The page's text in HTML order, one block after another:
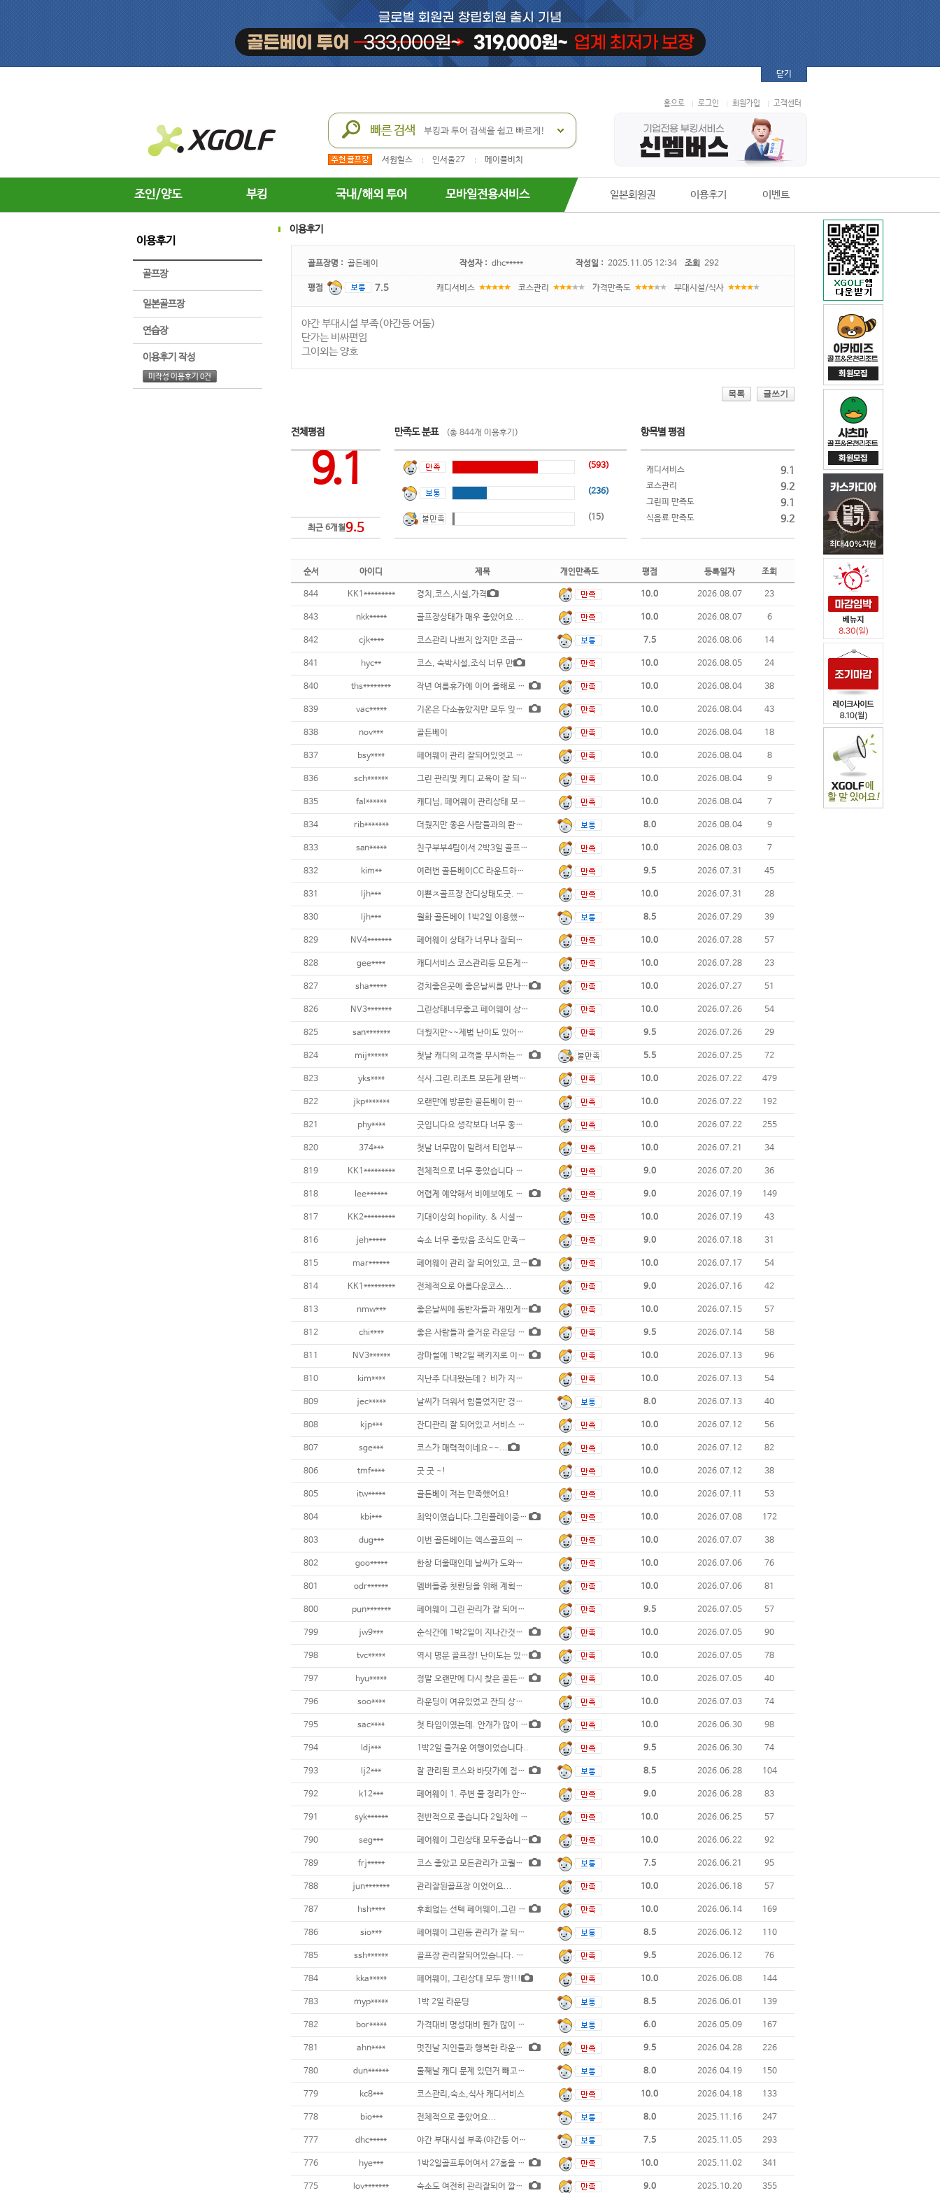
닫기
서원힐스 인서울27 메이플비치
홈으로 로그인 회원가입 고객센터
조인/양도 부킹 국내/해외 투어 모바일전용서비스 일본회원권 이용후기 이벤트
이용후기
골프장
일본골프장
연습장
이용후기 작성
미작성 이용후기 0건
이용후기
골프장명 : 골든베이 작성자 : dhc***** 작성일 : 2025.11.05 12:34 조회 292
평점 7.5 캐디서비스 코스관리 가격만족도 부대시설/식사
야간 부대시설 부족(야간등 어둠)
단가는 비싸편임
그이외는 양호
목록 글쓰기
전체평점
9.1
최근 6개월9.5
만족도 분표 (총 844개 이용후기)
(593)
(236)
(15)
항목별 평점
캐디서비스 9.1
코스관리 9.2
그린피 만족도 9.1
식음료 만족도 9.2
순서 아이디 제목 개인만족도 평점 등록일자 조회
844 KK1********* 경치,코스,시설,가격 10.0 2026.08.07 23
843 nkk***** 골프장상태가 매우 좋았어요 ... 10.0 2026.08.07 6
842 cjk**** 코스관리 나쁘지 않지만 조금좁은 느낌이 들 7.5 2026.08.06 14
841 hyc** 코스, 숙박시설,조식 너무 만 10.0 2026.08.05 24
840 ths******** 작년 여름휴가에 이어 올해로 2번째 방문했 10.0 2026.08.04 38
839 vac***** 기온은 다소높았지만 모두 잊을만큼 페어웨이와 10.0 2026.08.04 43
838 nov*** 골든베이 10.0 2026.08.04 18
837 bsy**** 페어웨이 관리 잘되어있엇고 밸리 마운틴코스 10.0 2026.08.04 8
836 sch****** 그린 관리및 케디 교육이 잘 되어있어서 10.0 2026.08.04 9
835 fal****** 캐디님, 페어웨이 관리상태 모두 대만 10.0 2026.08.04 7
834 rib******* 더웠지만 좋은 사람들과의 롼딩이었어요 8.0 2026.08.04 9
833 san***** 친구부부4팀이서 2박3일 골프여행은 좋 10.0 2026.08.03 7
832 kim** 여러번 골든베이CC 라운드하였지만 페어웨이& 9.5 2026.07.31 45
831 ljh*** 이쁜ㅈ골프장 잔디상태도굿. 그린에 디봇수리는 10.0 2026.07.31 28
830 ljh*** 월화 골든베이 1박2일 이용했어요. 덥고습했 8.5 2026.07.29 39
829 NV4******* 페어웨이 상태가 너무나 잘되있스니다 뷰도 정 10.0 2026.07.28 57
828 gee**** 캐디서비스 코스관리등 모든게 상위입니다. 10.0 2026.07.28 23
827 sha***** 경치좋은곳에 좋은날씨를 만나 내 점수 빼고 10.0 2026.07.27 51
826 NV3******* 그린상태너무좋고 페어웨이 상태좋고 캐디분 10.0 2026.07.26 54
825 san******* 더웠지만~~제법 난이도 있어서 동반자들 만족 9.5 2026.07.26 29
824 mij****** 첫날 캐디의 고객을 무시하는듯한 말투 때문에 5.5 2026.07.25 72
823 yks**** 식사.그린.리조트 모든게 완벽했어요... 10.0 2026.07.22 479
822 jkp******* 오랜만에 방문한 골든베이 한화가 넘긴 후 10.0 2026.07.22 192
821 phy**** 긋입니다요 생각보다 너무 좋아서 더 좋았던거 10.0 2026.07.22 255
820 374*** 첫날 너무많이 밀려서 티업부터 마치는데까지 10.0 2026.07.21 34
819 KK1********* 전체적으로 너무 좋았습니다 네번쩨 패키지 방 9.0 2026.07.20 36
818 lee****** 어렵게 예약해서 비예보에도 불구하고 강행했는 9.0 2026.07.19 149
817 KK2********* 기대이상의 hopility. & 시설들 넘 10.0 2026.07.19 43
816 jeh***** 숙소 너무 좋맜음 조식도 만족도 좋음 1 9.0 2026.07.18 31
815 mar****** 페어웨이 관리 잘 되어있고, 코스 재 10.0 2026.07.17 54
814 KK1********* 전체적으로 아름다운코스... 9.0 2026.07.16 42
813 nmw*** 좋은날씨에 동반자들과 재밌게치고왔습니다 골 10.0 2026.07.15 57
812 chi**** 좋은 사람들과 즐거운 라운딩 다녀왔습니다. 9.5 2026.07.14 58
811 NV3****** 장마철에 1박2일 팩키지로 이용했습니다. 이 10.0 2026.07.13 96
810 kim**** 지난주 다녀왔는데？ 비가 지나가는 시점에서 10.0 2026.07.13 54
809 jec***** 날씨가 더워서 힘들었지만 경치도 좋고 숙소도 8.0 2026.07.13 40
808 kjp*** 잔디관리 잘 되어있고 서비스 좋음... 10.0 2026.07.12 56
807 sge*** 코스가 매력적이네요~~... 10.0 2026.07.12 82
806 tmf**** 굿 굿 ~! 10.0 2026.07.12 38
805 itw***** 골든베이 저는 만족했어요! 10.0 2026.07.11 53
804 kbi*** 최악이였습니다.그린플레이중. 코스에 스프링쿨 10.0 2026.07.08 172
803 dug*** 이번 골든베이는 엑스골프의 신속하고 친절한 10.0 2026.07.07 38
802 goo***** 한창 더울때인데 날씨가 도와줘서 너무 시원하 10.0 2026.07.06 76
801 odr****** 멤버들중 첫롼딩을 위해 계획한 골든베이 1박 10.0 2026.07.06 81
800 pun******* 페어웨이 그린 관리가 잘 되어있고 9.5 2026.07.05 57
799 jw9*** 순식간에 1박2일이 지나간것같네요 첫날 오션 10.0 2026.07.05 90
798 tvc***** 역시 명문 골프장! 난이도는 있지만 관리 10.0 2026.07.05 78
797 hyu***** 정말 오랜만에 다시 찾은 골든베이마지막 기억 10.0 2026.07.05 40
796 soo**** 라운딩이 여유있었고 잔듸 상태등도 좋았음.. 10.0 2026.07.03 74
795 sac**** 첫 타임이였는데. 안개가 많이 껴서 조금 불 10.0 2026.06.30 98
794 ldj*** 1박2일 즐거운 여행이었습니다.. 9.5 2026.06.30 74
793 lj2*** 잘 관리된 코스와 바닷가에 접한 풍광에 즐거 8.5 2026.06.28 104
792 k12*** 페어웨이 1. 주변 풀 정리가 안되어 있 9.0 2026.06.28 83
791 syk****** 전반적으로 좋습니다 2일차에 우천으로 못 10.0 2026.06.25 57
790 seg*** 페어웨이 그린상태 모두좋습니다 숙소또한만족 10.0 2026.06.22 92
789 frj***** 코스 좋았고 모든관리가 고퀄이였어요. 다만 7.5 2026.06.21 95
788 jun******* 관리잘된골프장 이었어요... 10.0 2026.06.18 57
787 hsh**** 후회없는 선택 페어웨이,그린 최상 10.0 2026.06.14 169
786 sio*** 페어웨이 그린등 관리가 잘 되어있으며 경관이 8.5 2026.06.12 110
785 ssh****** 골프장 관리잘되어있습니다. 그린상태도 좋습 9.5 2026.06.12 76
784 kka***** 페어웨이, 그린상대 모두 짱!!! 10.0 2026.06.08 144
783 myp***** 1박 2일 라운딩 8.5 2026.06.01 139
782 bor***** 가격대비 명성대비 뭔가 많이 부족한 골프장 6.0 2026.05.09 167
781 ahn**** 멋진날 지인들과 행복한 라운딩 이었습니다. 9.5 2026.04.28 226
780 dun****** 둘째날 캐디 문제 있던거 빼고는 전체적으로 8.0 2026.04.19 150
779 kc8*** 코스관리,숙소,식사 캐디서비스 10.0 2026.04.18 133
778 bio*** 전체적으로 좋았어요... 8.0 2025.11.16 247
777 dhc***** 야간 부대시설 부족(야간등 어둠) 단가는 7.5 2025.11.05 293
776 hye*** 1박2일골프투어여서 27홀을 다돌아보았습니 10.0 2025.11.02 341
775 lov******* 숙소도 여전히 관리잘되어 깔끔 골프 진행도 9.0 2025.10.20 355